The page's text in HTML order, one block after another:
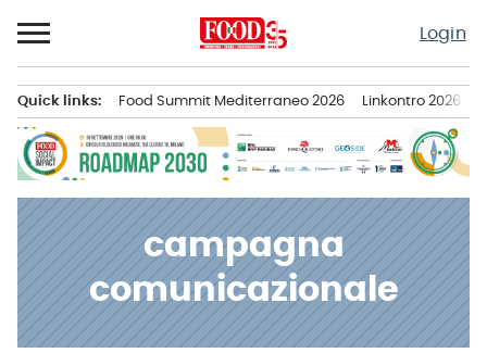
al
contenuto
Login
principale
Quick links: Food Summit Mediterraneo 2026 Linkontro 2026
campagna
comunicazionale